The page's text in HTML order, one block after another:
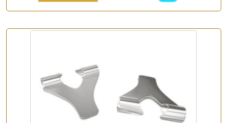
*你的名字
公司名稱